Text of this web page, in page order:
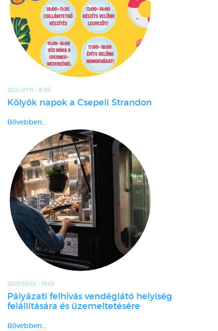
2024.07.11. - 8:00
Kölyök napok a Csepeli Strandon
Bővebben...
2023.05.02. - 19:45
Pályázati felhívás vendéglátó helyiség
felállítására és üzemeltetésére
Bővebben...